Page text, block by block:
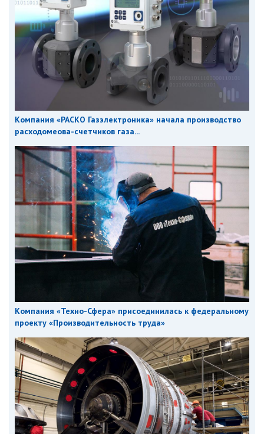
Компания «РАСКО Газэлектроника» начала производство
расходомеова-счетчиков газа...
Компания «Техно-Сфера» присоединилась к федеральному
проекту «Производительность труда»